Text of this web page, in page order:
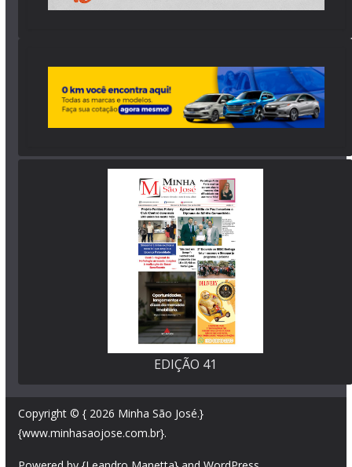
EDIÇÃO 41
Copyright © { 2026 Minha São José.}
{www.minhasaojose.com.br}.